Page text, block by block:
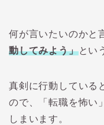
何が言いたいのかと
動してみよう」とい
真剣に行動している
ので、「転職を怖い
しまいます。